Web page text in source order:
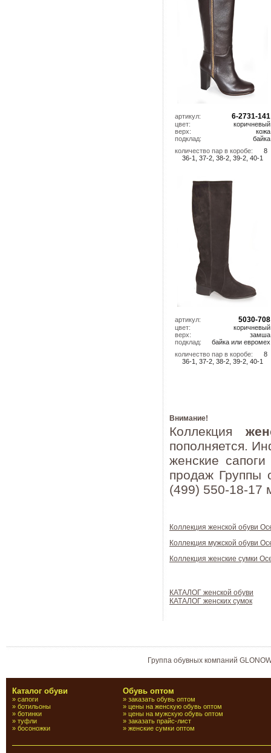
артикул: 6-2731-141
цвет:
коричневый
верх:
кожа
подклад:
байка
количество пар в коробе: 8
36-1, 37-2, 38-2, 39-2, 40-1
артикул: 5030-708
цвет:
коричневый
верх:
замша
подклад:
байка или евромех
количество пар в коробе: 8
36-1, 37-2, 38-2, 39-2, 40-1
Внимание!
Коллекция
пополняется.
женские
продаж Группы
(499) 550-18-17
Коллекция женской обуви
Коллекция мужской обуви
Коллекция женские сумки
КАТАЛОГ женской обуви
КАТАЛОГ женских сумок
Группа обувных компаний
Каталог обуви
» сапоги
» ботильоны
» ботинки
» туфли
» босоножки
Обувь оптом
» заказать обувь оптом
» цены на женскую обувь оптом
» цены на мужскую обувь оптом
» заказать прайс-лист
» женские сумки оптом